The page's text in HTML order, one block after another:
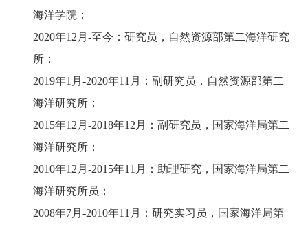
海洋学院；
2020年12月-至今：研究员，自然资源部第二海洋研究
所；
2019年1月-2020年11月：副研究员，自然资源部第二
海洋研究所；
2015年12月-2018年12月：副研究员，国家海洋局第二
海洋研究所；
2010年12月-2015年11月：助理研究，国家海洋局第二
海洋研究所员；
2008年7月-2010年11月：研究实习员，国家海洋局第